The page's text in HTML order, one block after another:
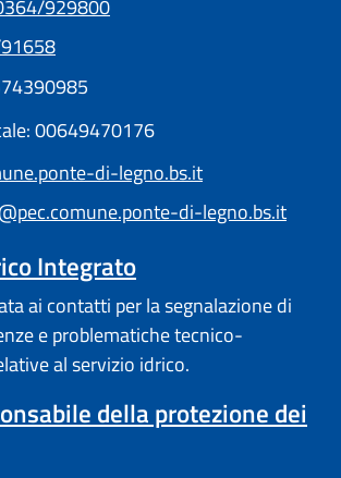
929800
00649470176
di-legno.bs.it
di-legno.bs.it
Integrato
ai contatti per la segnalazione di
e problematiche tecnico-
al servizio idrico.
della protezione dei